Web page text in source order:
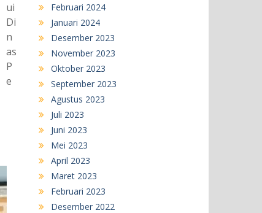
ui
Di
n
as
P
e
Februari 2024
Januari 2024
Desember 2023
November 2023
Oktober 2023
September 2023
Agustus 2023
Juli 2023
Juni 2023
Mei 2023
April 2023
Maret 2023
Februari 2023
Desember 2022